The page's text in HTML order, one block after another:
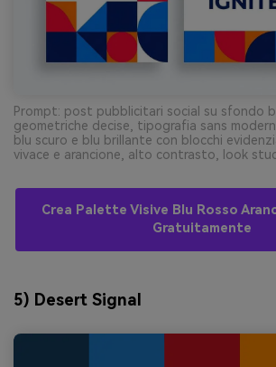
Prompt: post pubblicitari social su sfondo
geometriche decise, tipografia sans
blu scuro e blu brillante con blocchi
vivace e arancione, alto contrasto, look
Crea Palette Visive Blu Rosso
Gratuitamente
5) Desert Signal